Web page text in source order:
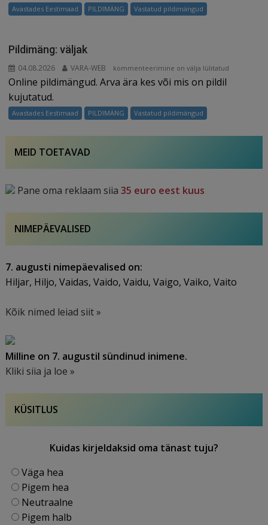
Avastades Eestimaad PILDIMÄNG Vastatud pildimängud
Pildimäng: väljak
04.08.2026 VARA-WEB
Pildimäng:
väljak
kommenteerimine on välja lülitatud
Online pildimängud. Arva ära kes või mis on pildil
kujutatud.
Avastades Eestimaad PILDIMÄNG Vastatud pildimängud
MEID TOETAVAD
Pane oma reklaam siia35 euro eest kuus
NIMEPÄEVALISED
7. augusti nimepäevalised on:
Hiljar, Hiljo, Vaidas, Vaido, Vaidu, Vaigo, Vaiko, Vaito
Kõik nimed leiad siit »
Milline on 7. augustil sündinud inimene.
Kliki siia ja loe »
KÜSITLUS
Kuidas kirjeldaksid oma tänast tuju?
Väga hea
Pigem hea
Neutraalne
Pigem halb